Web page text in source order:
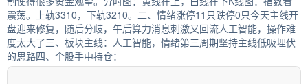
震荡。上轨3310，下轨3210。二、情绪涨停11只跌停0只今天主线开
盘迎来修复，随后分歧，午后算力消息刺激又回流人工智能，操作难
度太大了三、板块主线：人工智能，情绪第三周期坚持主线低吸埋伏
的思路四、个股手中持仓：